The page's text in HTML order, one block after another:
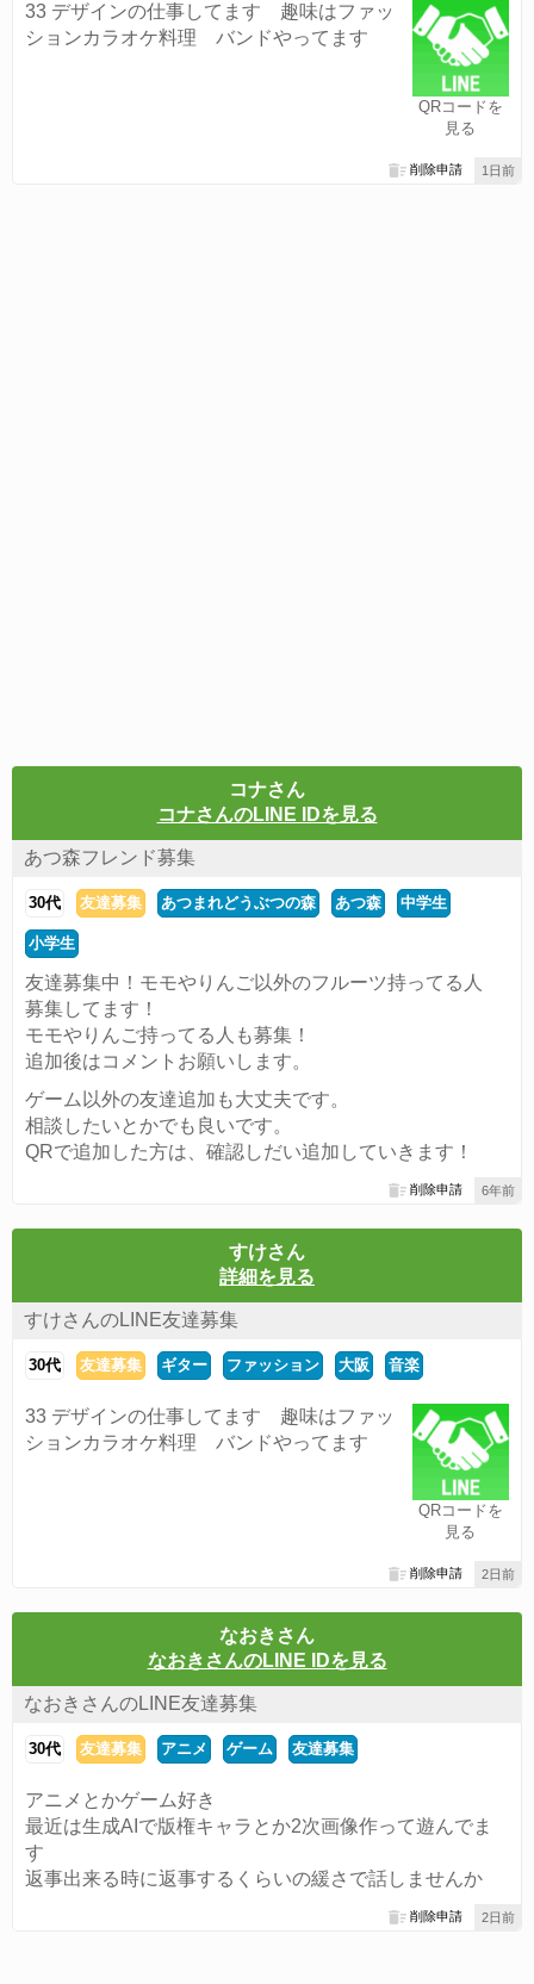
QRコードを
見る
33 デザインの仕事してます 趣味はファッ
ションカラオケ料理 バンドやってます
1日前
削除申請
コナさん
コナさんのLINE IDを見る
あつ森フレンド募集
30代 友達募集 あつまれどうぶつの森 あつ森 中学生
小学生
友達募集中！モモやりんご以外のフルーツ持ってる人
募集してます！
モモやりんご持ってる人も募集！
追加後はコメントお願いします。
ゲーム以外の友達追加も大丈夫です。
相談したいとかでも良いです。
QRで追加した方は、確認しだい追加していきます！
6年前
削除申請
すけさん
詳細を見る
すけさんのLINE友達募集
30代 友達募集 ギター ファッション 大阪 音楽
QRコードを
見る
33 デザインの仕事してます 趣味はファッ
ションカラオケ料理 バンドやってます
2日前
削除申請
なおきさん
なおきさんのLINE IDを見る
なおきさんのLINE友達募集
30代 友達募集 アニメ ゲーム 友達募集
アニメとかゲーム好き
最近は生成AIで版権キャラとか2次画像作って遊んでま
す
返事出来る時に返事するくらいの緩さで話しませんか
2日前
削除申請